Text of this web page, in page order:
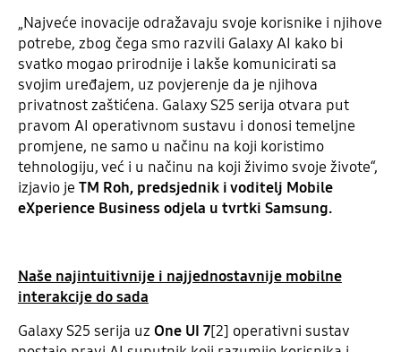
„Najveće inovacije odražavaju svoje korisnike i njihove
potrebe, zbog čega smo razvili Galaxy AI kako bi
svatko mogao prirodnije i lakše komunicirati sa
svojim uređajem, uz povjerenje da je njihova
privatnost zaštićena. Galaxy S25 serija otvara put
pravom AI operativnom sustavu i donosi temeljne
promjene, ne samo u načinu na koji koristimo
tehnologiju, već i u načinu na koji živimo svoje živote“,
izjavio je TM Roh, predsjednik i voditelj Mobile
eXperience Business odjela u tvrtki Samsung.
Naše najintuitivnije i najjednostavnije mobilne
interakcije do sada
Galaxy S25 serija uz One UI 7[2] operativni sustav